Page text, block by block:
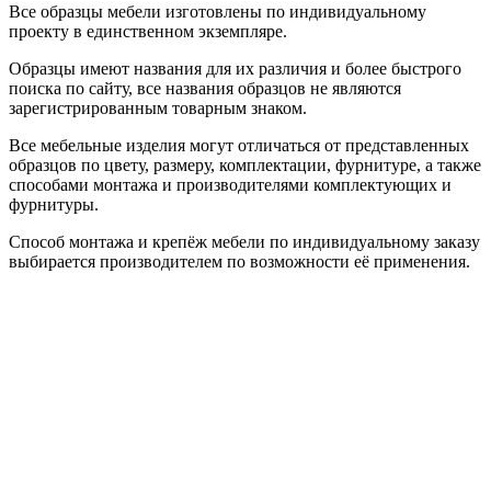
Все образцы мебели изготовлены по индивидуальному
проекту в единственном экземпляре.
Образцы имеют названия для их различия и более быстрого
поиска по сайту, все названия образцов не являются
зарегистрированным товарным знаком.
Все мебельные изделия могут отличаться от представленных
образцов по цвету, размеру, комплектации, фурнитуре, а также
способами монтажа и производителями комплектующих и
фурнитуры.
Способ монтажа и крепёж мебели по индивидуальному заказу
выбирается производителем по возможности её применения.